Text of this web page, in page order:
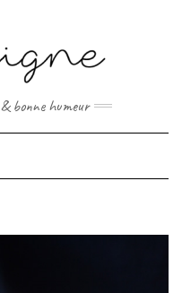
bonne humeur
Navigation